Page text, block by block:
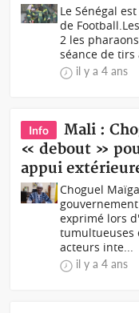
Le Sénégal
de
2 les
séance de
il y a 4 ans
Info
Mali :
« debout »
appui
Choguel
exprimé lors
tumultueuses
acteurs inte...
il y a 4 ans